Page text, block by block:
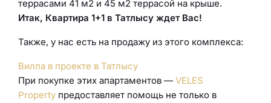
террасами 41 м2 и 45 м2 террасой на крыше.
Итак, Квартира 1+1 в Татлысу ждет Вас!
Также, у нас есть на продажу из этого комплекса:
Вилла в проекте в Татлысу
При покупке этих апартаментов — VELES
Property предоставляет помощь не только в